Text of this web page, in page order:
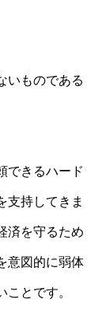
いものである
できるハード
支持してきま
済を守るため
意図的に弱体
とです。